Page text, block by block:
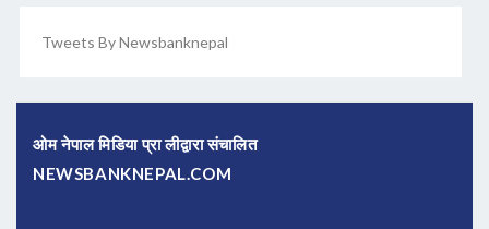
Tweets By Newsbanknepal
ओम नेपाल मिडिया प्रा लीद्वारा संचालित
NEWSBANKNEPAL.COM